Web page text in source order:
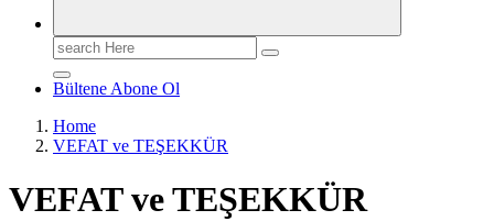
Search
for:
Bültene Abone Ol
Home
VEFAT ve TEŞEKKÜR
VEFAT ve TEŞEKKÜR